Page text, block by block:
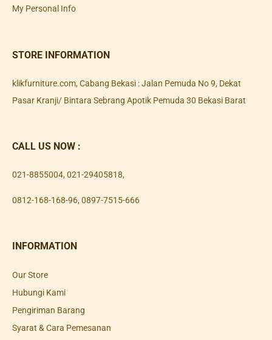
My Personal Info
STORE INFORMATION
klikfurniture.com, Cabang Bekasi : Jalan Pemuda No 9, Dekat
Pasar Kranji/ Bintara Sebrang Apotik Pemuda 30 Bekasi Barat
CALL US NOW :
021-8855004, 021-29405818,
0812-168-168-96, 0897-7515-666
INFORMATION
Our Store
Hubungi Kami
Pengiriman Barang
Syarat & Cara Pemesanan